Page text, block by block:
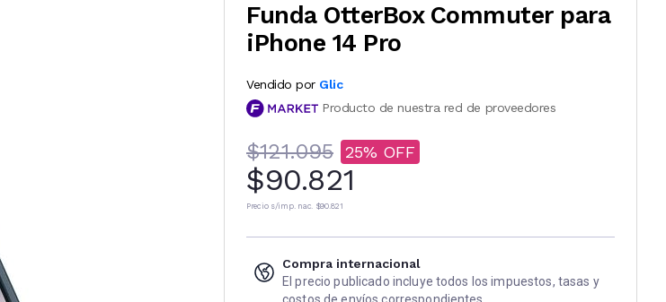
Funda OtterBox Commuter para
iPhone 14 Pro
Vendido por Glic
Producto de nuestra red de proveedores
$121.095 25
$90.821
Precio s/imp. nac. $90.821
Compra internacional
El precio publicado incluye todos los impuestos, tasas y
costos de envíos correspondientes